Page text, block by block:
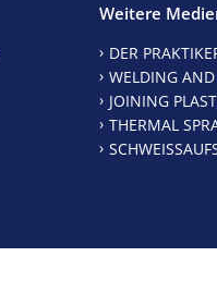
Weitere
DER
WELDING
JOINING
THERMAL